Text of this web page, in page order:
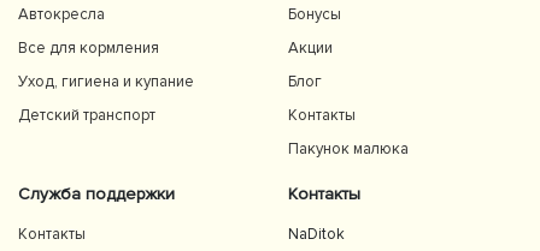
Автокресла
Все для кормления
Уход, гигиена и купание
Детский транспорт
Бонусы
Акции
Блог
Контакты
Пакунок малюка
Служба поддержки
Контакты
Контакты
NaDitok